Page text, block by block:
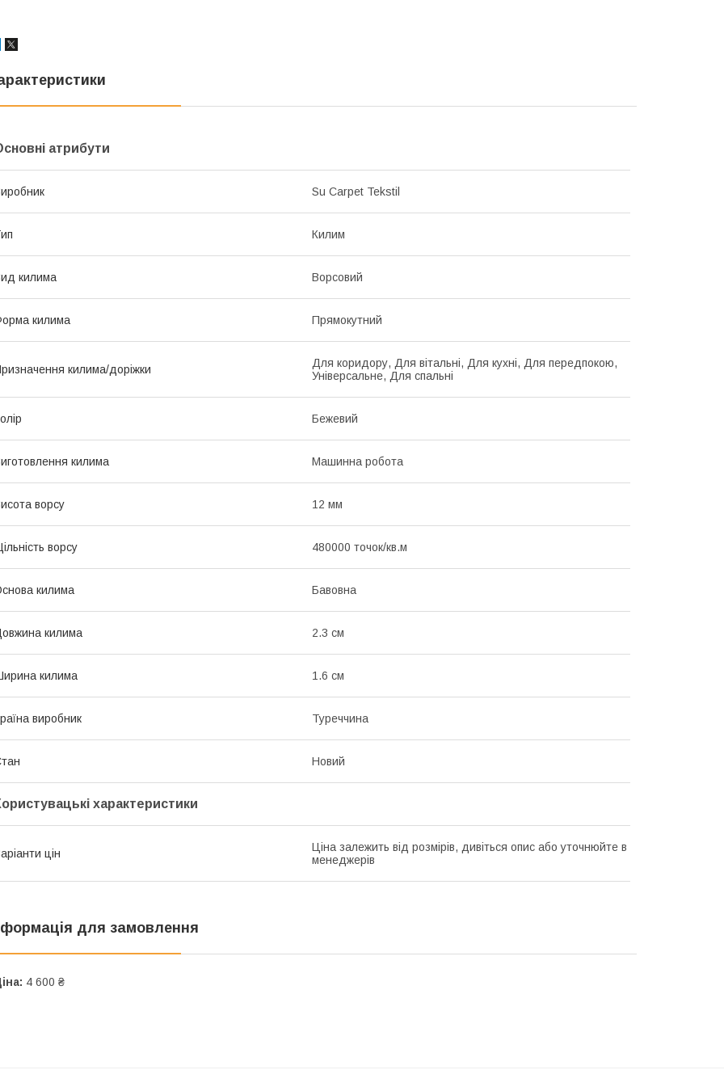
атрибути
Su Carpet Tekstil
Килим
килима Ворсовий
килима Прямокутний
килима/доріжки
Для коридору, Для вітальні, Для кухні, Для передпокою,
Універсальне, Для спальні
Бежевий
килима Машинна робота
ворсу 12 мм
ворсу 480000 точок/кв.м
килима Бавовна
килима 2.3 см
килима 1.6 см
виробник Туреччина
Новий
характеристики
цін
Ціна залежить від розмірів, дивіться опис або уточнюйте в
менеджерів
для замовлення
4 600 ₴